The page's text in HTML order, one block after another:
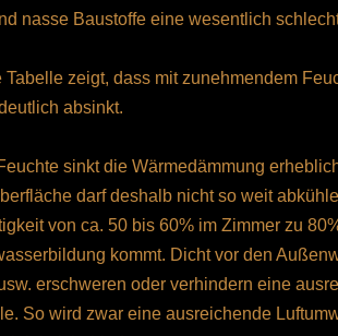
nasse Baustoffe eine wesentlich
Tabelle zeigt, dass mit zunehmendem
absinkt.
sinkt die Wärmedämmung
darf deshalb nicht so weit
von ca. 50 bis 60% im Zimmer zu
kommt. Dicht vor den
erschweren oder verhindern eine
So wird zwar eine ausreichende